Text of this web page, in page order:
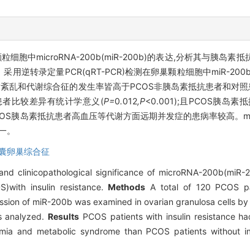
细胞中microRNA-200b(miR-200b)的表达,分析其与胰岛素抵
用逆转录定量PCR(qRT-PCR)检测在卵巢颗粒细胞中miR-
乱和代谢综合征的发生率皆高于PCOS非胰岛素抵抗患者和对
比较差异有统计学意义(P=0.012,P<0.001);且PCOS胰岛素
胰岛素抵抗患者高血压等代谢方面远期并发症的患病率较高
。
卵巢综合征
clinicopathological significance of microRNA-
insulin resistance.Methods A total of 120 PCOS
of miR-200b was examined in ovarian granulosa cells
analyzed.Results PCOS patients with insulin resistance
and metabolic syndrome than PCOS patients without